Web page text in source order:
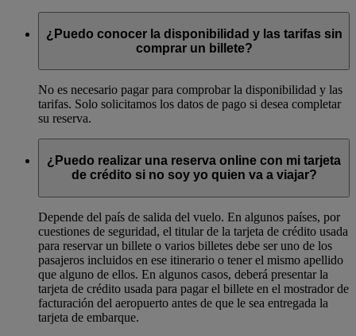
¿Puedo conocer la disponibilidad y las tarifas sin
comprar un billete?
No es necesario pagar para comprobar la disponibilidad y las
tarifas. Solo solicitamos los datos de pago si desea completar
su reserva.
¿Puedo realizar una reserva online con mi tarjeta
de crédito si no soy yo quien va a viajar?
Depende del país de salida del vuelo. En algunos países, por
cuestiones de seguridad, el titular de la tarjeta de crédito usada
para reservar un billete o varios billetes debe ser uno de los
pasajeros incluidos en ese itinerario o tener el mismo apellido
que alguno de ellos. En algunos casos, deberá presentar la
tarjeta de crédito usada para pagar el billete en el mostrador de
facturación del aeropuerto antes de que le sea entregada la
tarjeta de embarque.